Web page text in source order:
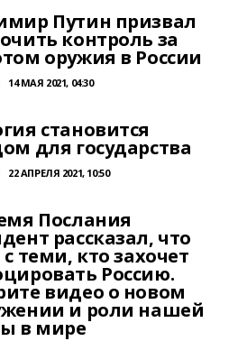
Путин призвал
контроль за
оружия в России
14 МАЯ 2021, 04:30
становится
для государства
22 АПРЕЛЯ 2021, 10:50
Послания
рассказал, что
с теми, кто захочет
Россию.
видео о новом
и роли нашей
в мире